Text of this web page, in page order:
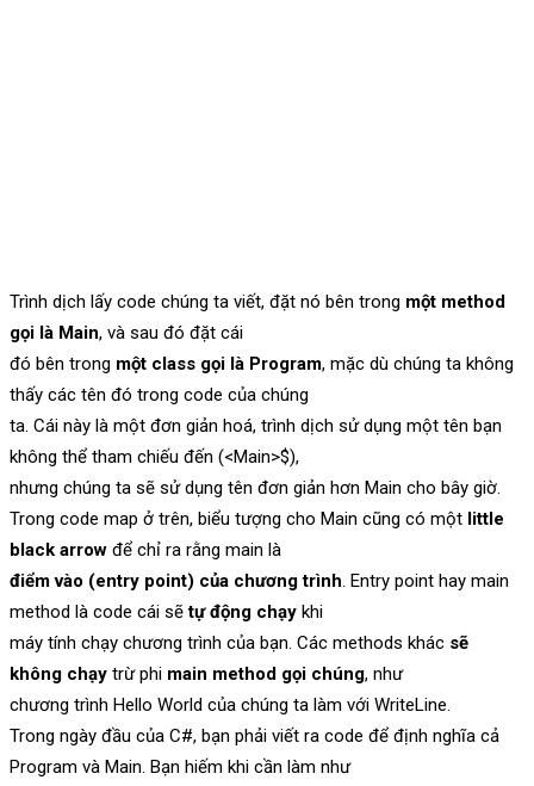
Trình dịch lấy code chúng ta viết, đặt nó bên trong một method
gọi là Main, và sau đó đặt cái
đó bên trong một class gọi là Program, mặc dù chúng ta không
thấy các tên đó trong code của chúng
ta. Cái này là một đơn giản hoá, trình dịch sử dụng một tên bạn
không thể tham chiếu đến (<Main>$),
nhưng chúng ta sẽ sử dụng tên đơn giản hơn Main cho bây giờ.
Trong code map ở trên, biểu tượng cho Main cũng có một little
black arrow để chỉ ra rằng main là
điểm vào (entry point) của chương trình. Entry point hay main
method là code cái sẽtự động chạy khi
máy tính chạy chương trình của bạn. Các methods khác sẽ
không chạy trừ phi main method gọi chúng, như
chương trình Hello World của chúng ta làm với WriteLine.
Trong ngày đầu của C#, bạn phải viết ra code để định nghĩa cả
Program và Main. Bạn hiếm khi cần làm như